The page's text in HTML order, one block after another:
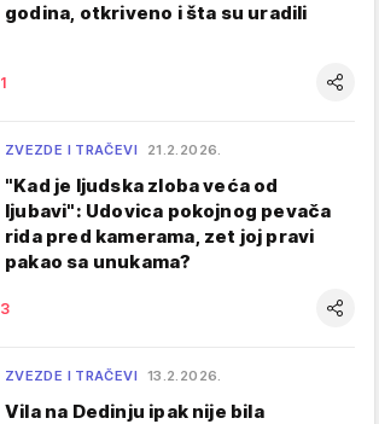
godina, otkriveno i šta su uradili
1
ZVEZDE I TRAČEVI 21.2.2026.
"Kad je ljudska zloba veća od
ljubavi": Udovica pokojnog pevača
rida pred kamerama, zet joj pravi
pakao sa unukama?
3
ZVEZDE I TRAČEVI 13.2.2026.
Vila na Dedinju ipak nije bila